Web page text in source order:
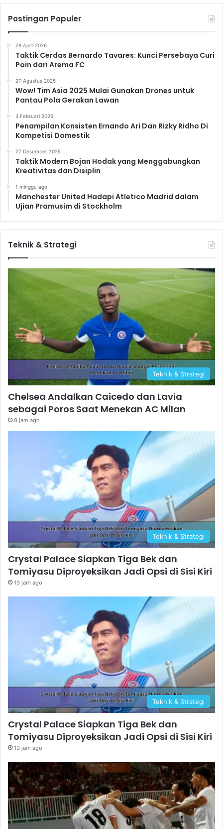
Postingan Populer
28 April 2026
Taktik Cerdas Bernardo Tavares: Kunci Persebaya Curi
Poin dari Arema FC
27 Agustus 2025
Wow! Tim Asia 2025 Mulai Gunakan Drones untuk
Pantau Pola Gerakan Lawan
3 Februari 2026
Penampilan Konsisten Ernando Ari Dan Rizky Ridho Di
Kompetisi Domestik
27 Desember 2025
Taktik Modern Bojan Hodak yang Menggabungkan
Kreativitas dan Disiplin
1 minggu ago
Manchester United Hadapi Atletico Madrid dalam
Ujian Pramusim di Stockholm
Teknik & Strategi
Teknik & Strategi
Chelsea Andalkan Caicedo dan Lavia
sebagai Poros Saat Menekan AC Milan
8 jam ago
Teknik & Strategi
Crystal Palace Siapkan Tiga Bek dan
Tomiyasu Diproyeksikan Jadi Opsi di Sisi Kiri
19 jam ago
Teknik & Strategi
Crystal Palace Siapkan Tiga Bek dan
Tomiyasu Diproyeksikan Jadi Opsi di Sisi Kiri
19 jam ago